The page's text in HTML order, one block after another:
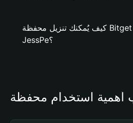
كيف يُمكنك تنزيل محفظة Bitget وإنشاء محفظة
JessPe؟